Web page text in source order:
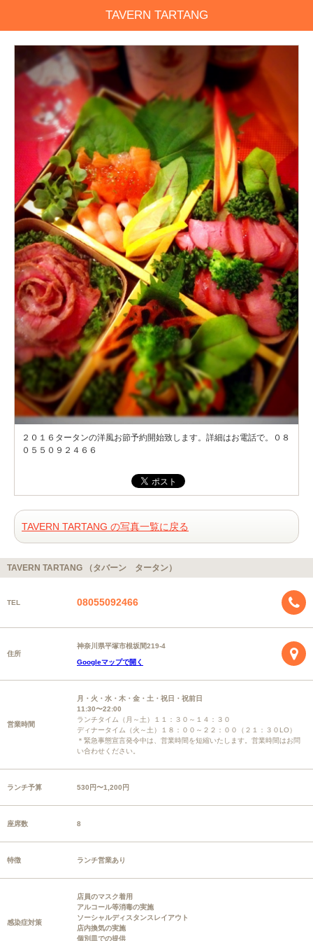
TAVERN TARTANG
２０１６タータンの洋風お節予約開始致します。詳細はお電話で。０８
０５５０９２４６６
TAVERN TARTANG の写真一覧に戻る
TAVERN TARTANG （タバーン タータン）
TEL 08055092466
住所
神奈川県平塚市根坂間219-4
Googleマップで開く
営業時間
月・火・水・木・金・土・祝日・祝前日
11:30〜22:00
ランチタイム（月～土）１１：３０～１４：３０
ディナータイム（火～土）１８：００～２２：００（２１：３０LO）
＊緊急事態宣言発令中は、営業時間を短縮いたします。営業時間はお問
い合わせください。
ランチ予算 530円〜1,200円
座席数 8
特徴 ランチ営業あり
感染症対策
店員のマスク着用
アルコール等消毒の実施
ソーシャルディスタンスレイアウト
店内換気の実施
個別皿での提供